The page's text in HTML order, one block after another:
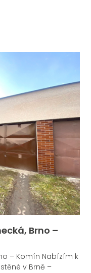
Brno –
– Komín Nabízím k
v Brně –